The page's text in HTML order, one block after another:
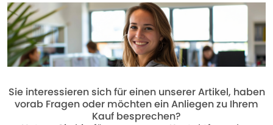
Sie interessieren sich für einen unserer Artikel, haben
vorab Fragen oder möchten ein Anliegen zu Ihrem
Kauf besprechen?